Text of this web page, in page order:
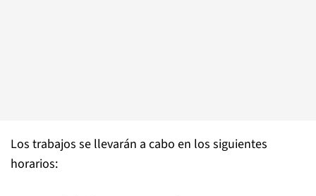
Los trabajos se llevarán a cabo en los siguientes
horarios: